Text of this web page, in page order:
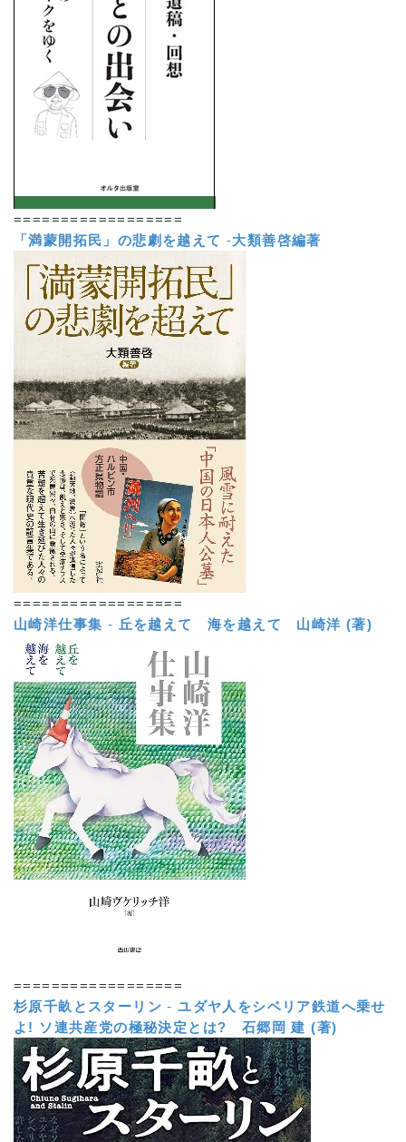
==================
「満蒙開拓民」の悲劇を越えて -大類善啓編著
==================
山崎洋仕事集 - 丘を越えて 海を越えて 山崎洋 (著)
==================
杉原千畝とスターリン -ユダヤ人をシベリア鉄道へ乗せ
よ! ソ連共産党の極秘決定とは?
石郷岡 建 (著)